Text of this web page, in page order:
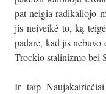
pat neigia radikaliojo
jis neįveikė to, ką
padarė, kad jis
Trockio stalinizmo bei
Ir taip